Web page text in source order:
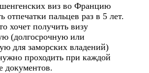
виз во Францию
отпечатки пальцев раз в 5 лет.
хочет получить визу
(долгосрочную или
для заморских владений)
проходить при каждой
документов.